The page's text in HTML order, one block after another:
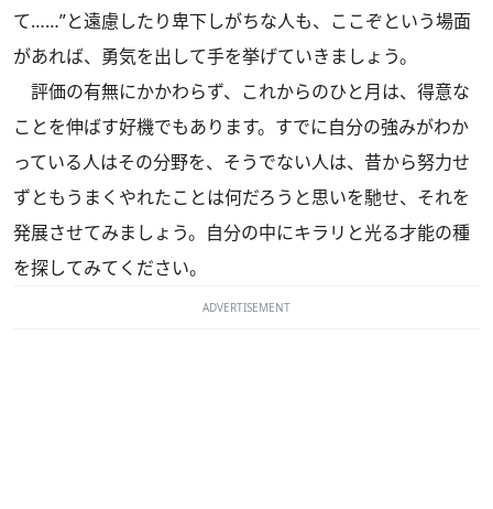
て……”と遠慮したり卑下しがちな人も、ここぞという場面
があれば、勇気を出して手を挙げていきましょう。
評価の有無にかかわらず、これからのひと月は、得意な
ことを伸ばす好機でもあります。すでに自分の強みがわか
っている人はその分野を、そうでない人は、昔から努力せ
ずともうまくやれたことは何だろうと思いを馳せ、それを
発展させてみましょう。自分の中にキラリと光る才能の種
を探してみてください。
ADVERTISEMENT